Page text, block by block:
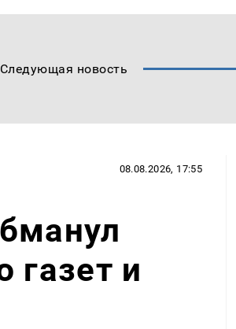
Следующая новость
08.08.2026, 17:55
и